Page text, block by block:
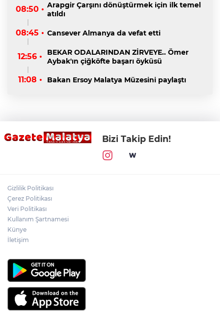
08:50 • Arapgir Çarşını dönüştürmek için ilk temel
atıldı
08:45 • Cansever Almanya da vefat etti
12:56 •
BEKAR ODALARINDAN ZİRVEYE.. Ömer
Aybak'ın çiğköfte başarı öyküsü
11:08 • Bakan Ersoy Malatya Müzesini paylaştı
Bizi Takip Edin!
Gizlilik Politikası
Çerez Politikası
Veri Politikası
Kullanım Şartnamesi
Künye
İletişim